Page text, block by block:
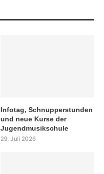
Infotag, Schnupperstunden
und neue Kurse der
Jugendmusikschule
29. Juli 2026